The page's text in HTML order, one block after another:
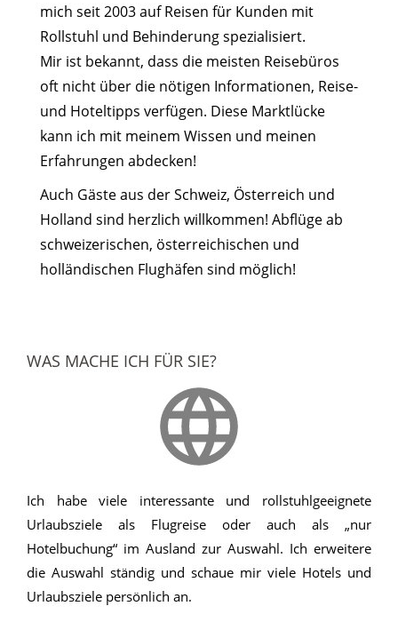
mich seit 2003 auf Reisen für Kunden mit
Rollstuhl und Behinderung spezialisiert.
Mir ist bekannt, dass die meisten Reisebüros
oft nicht über die nötigen Informationen, Reise-
und Hoteltipps verfügen. Diese Marktlücke
kann ich mit meinem Wissen und meinen
Erfahrungen abdecken!
Auch Gäste aus der Schweiz, Österreich und
Holland sind herzlich willkommen! Abflüge ab
schweizerischen, österreichischen und
holländischen Flughäfen sind möglich!
WAS MACHE ICH FÜR SIE?
Ich habe viele interessante und rollstuhlgeeignete
Urlaubsziele als Flugreise oder auch als „nur
Hotelbuchung“ im Ausland zur Auswahl. Ich erweitere
die Auswahl ständig und schaue mir viele Hotels und
Urlaubsziele persönlich an.